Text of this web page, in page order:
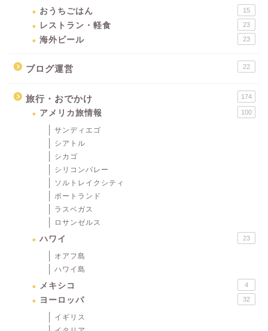
おうちごはん 15
レストラン・軽食 23
海外ビール 23
ブログ運営 22
旅行・おでかけ 174
アメリカ旅情報 100
サンディエゴ
シアトル
シカゴ
シリコンバレー
ソルトレイクシティ
ポートランド
ラスベガス
ロサンゼルス
ハワイ 23
オアフ島
ハワイ島
メキシコ 4
ヨーロッパ 32
イギリス